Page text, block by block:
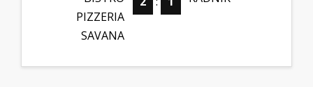
PIZZERIA
SAVANA